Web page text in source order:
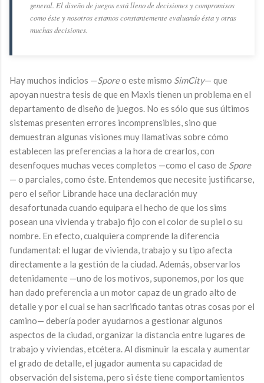
general. El diseño de juegos está lleno de decisiones y compromisos
como éste y nosotros estamos constantemente evaluando ésta y otras
muchas decisiones.
Hay muchos indicios —Sporeo este mismo SimCity— que
apoyan nuestra tesis de que en Maxis tienen un problema en el
departamento de diseño de juegos. No es sólo que sus últimos
sistemas presenten errores incomprensibles, sino que
demuestran algunas visiones muy llamativas sobre cómo
establecen las preferencias a la hora de crearlos, con
desenfoques muchas veces completos —como el caso de Spore
— o parciales, como éste. Entendemos que necesite justificarse,
pero el señor Librande hace una declaración muy
desafortunada cuando equipara el hecho de que los sims
posean una vivienda y trabajo fijo con el color de su piel o su
nombre. En efecto, cualquiera comprende la diferencia
fundamental: el lugar de vivienda, trabajo y su tipo afecta
directamente a la gestión de la ciudad. Además, observarlos
detenidamente —uno de los motivos, suponemos, por los que
han dado preferencia a un motor capaz de un grado alto de
detalle y por el cual se han sacrificado tantas otras cosas por el
camino— debería poder ayudarnos a gestionar algunos
aspectos de la ciudad, organizar la distancia entre lugares de
trabajo y viviendas, etcétera. Al disminuir la escala y aumentar
el grado de detalle, el jugador aumenta su capacidad de
observación del sistema, pero si éste tiene comportamientos